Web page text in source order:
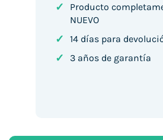
✓
Producto
NUEVO
✓ 14 días para
✓ 3 años de garantía